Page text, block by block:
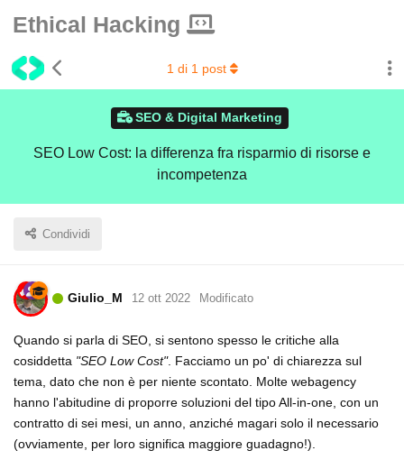
Ethical Hacking
SEO & Digital Marketing
SEO Low Cost: la differenza fra risparmio di risorse e
incompetenza
Condividi
1 di 1 post
Giulio_M 12 ott 2022 Modificato
Quando si parla di SEO, si sentono spesso le critiche alla
cosiddetta "SEO Low Cost". Facciamo un po' di chiarezza sul
tema, dato che non è per niente scontato. Molte webagency
hanno l'abitudine di proporre soluzioni del tipo All-in-one, con un
contratto di sei mesi, un anno, anziché magari solo il necessario
(ovviamente, per loro significa maggiore guadagno!).